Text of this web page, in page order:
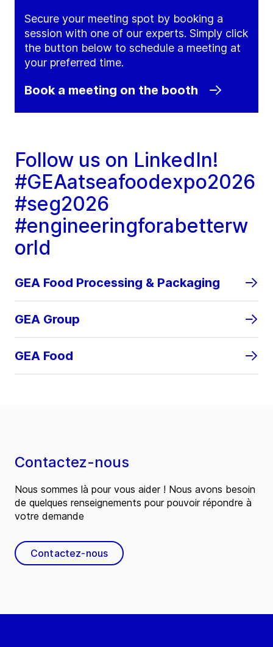
Secure your meeting spot by booking a
session with one of our experts. Simply click
the button below to schedule a meeting at
your preferred time.
Book a meeting on the booth
Follow us on LinkedIn!
#GEAatseafoodexpo2026
#seg2026
#engineeringforabetterw
orld
GEA Food Processing & Packaging
GEA Group
GEA Food
Contactez-nous
Nous sommes là pour vous aider ! Nous avons besoin
de quelques renseignements pour pouvoir répondre à
votre demande
Contactez-nous